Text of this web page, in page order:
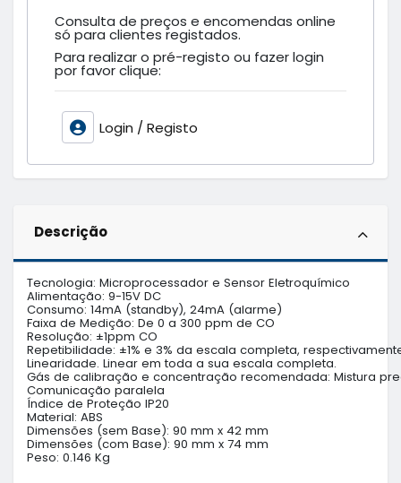
Consulta de preços e encomendas online
só para clientes registados.
Para realizar o pré-registo ou fazer login
por favor clique:
Login / Registo
Descrição
Tecnologia: Microprocessador e Sensor Eletroquímico
Alimentação: 9-15V DC
Consumo: 14mA (standby), 24mA (alarme)
Faixa de Medição: De 0 a 300 ppm de CO
Resolução: ±1ppm CO
Repetibilidade: ±1% e 3% da escala completa,
Linearidade. Linear em toda a sua escala completa.
Gás de calibração e concentração recomendada: Mistura
Comunicação paralela
Índice de Proteção IP20
Material: ABS
Dimensões (sem Base): 90 mm x 42 mm
Dimensões (com Base): 90 mm x 74 mm
Peso: 0.146 Kg